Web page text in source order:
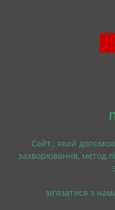
Cайт , який
захворювання, метод
зв'язатися з